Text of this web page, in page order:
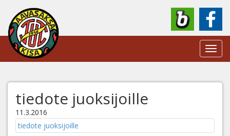
tiedote juoksijoille
11.3.2016
tiedote juoksijoille